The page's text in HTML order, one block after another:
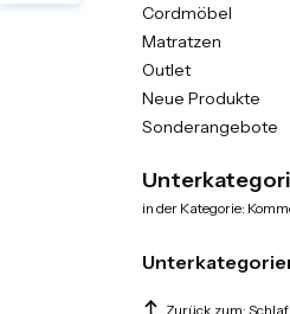
Cordmöbel
Matratzen
Outlet
Neue Produkte
Sonderangebote
in der Kategorie:
Zurück zum: